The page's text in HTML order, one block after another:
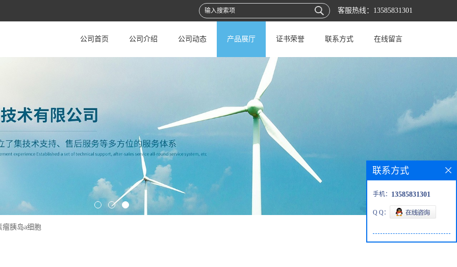
客服热线： 13585831301
公司首页 公司介绍 公司动态 产品展厅 证书荣誉 联系方式 在线留言
胰岛a细胞
联系方式
手机： 13585831301
Q Q：